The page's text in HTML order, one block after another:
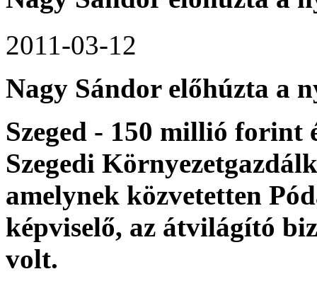
2011-03-12
Nagy Sándor előhúzta a
Szeged - 150 millió forint
Szegedi
amelynek közvetetten
képviselő, az átvilágító
volt.